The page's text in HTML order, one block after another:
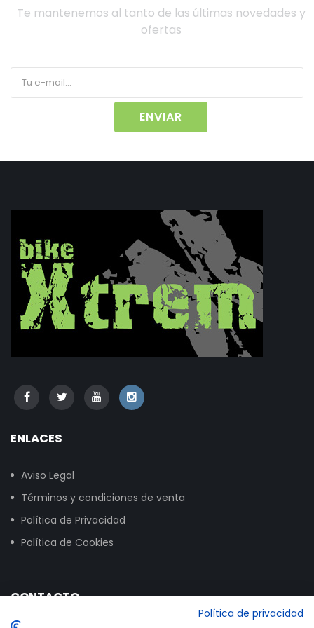
Te mantenemos al tanto de las últimas novedades y
ofertas
ENVIAR
ENLACES
Aviso Legal
Términos y condiciones de venta
Política de Privacidad
Política de Cookies
CONTACTO
Política de privacidad